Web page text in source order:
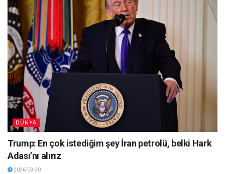
DÜNYA
Trump: En çok istediğim şey İran petrolü, belki Hark
Adası’nı alırız
2026-03-30